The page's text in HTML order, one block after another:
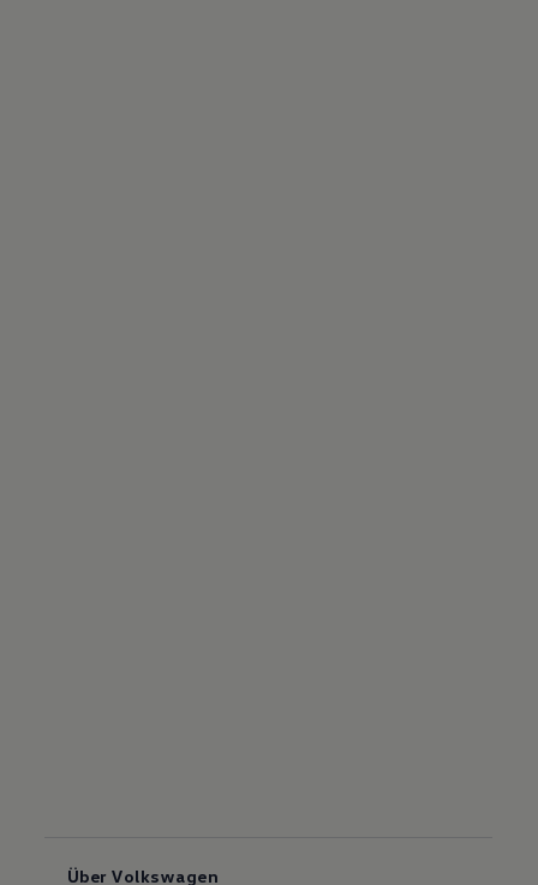
Über Volkswagen